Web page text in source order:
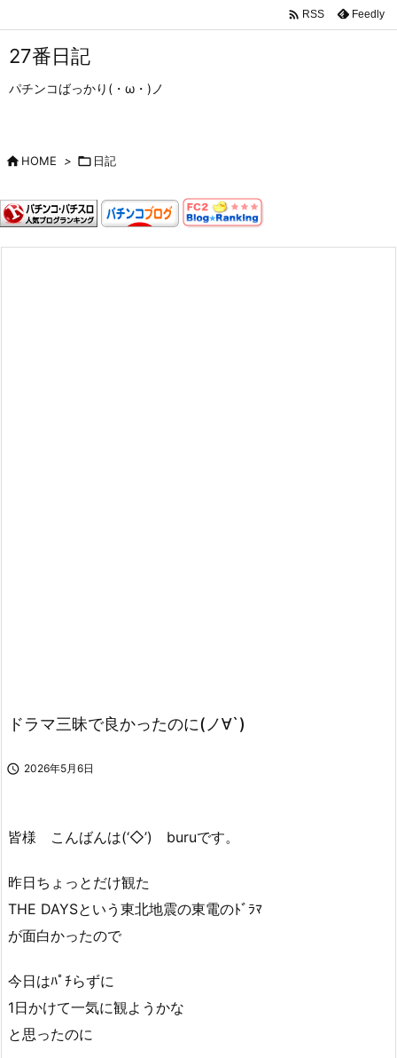
 RSS Feedly
27番日記
パチンコばっかり(・ω・)ノ
HOME >  日記
ドラマ三昧で良かったのに(ノ∀`)
 2026年5月6日
皆様 こんばんは(‘◇’)ゞburuです。
昨日ちょっとだけ観た
THE DAYSという東北地震の東電のﾄﾞﾗﾏ
が面白かったので
今日はﾊﾟﾁらずに
1日かけて一気に観ようかな
と思ったのに